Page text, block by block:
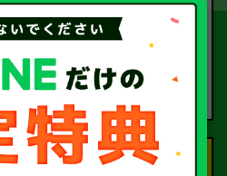
査定
査定のプロが
お電話で回答いたしま
す。
Step.4